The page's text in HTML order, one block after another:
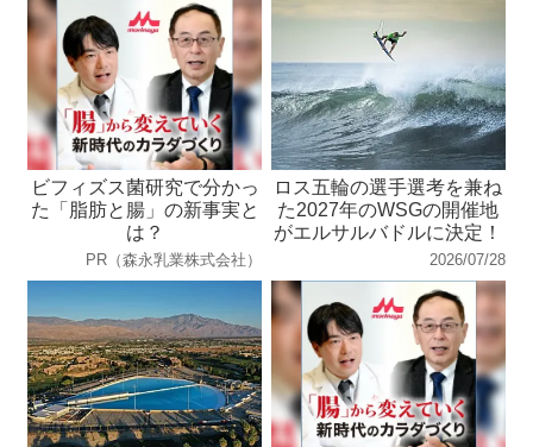
ビフィズス菌研究で分かっ
た「脂肪と腸」の新事実と
は？
PR（森永乳業株式会社）
ロス五輪の選手選考を兼ね
た2027年のWSGの開催地
がエルサルバドルに決定！
2026/07/28